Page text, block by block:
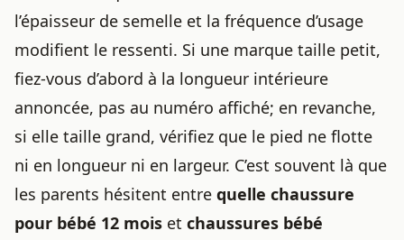
l’épaisseur de semelle et la fréquence d’usage
modifient le ressenti. Si une marque taille petit,
fiez-vous d’abord à la longueur intérieure
annoncée, pas au numéro affiché; en revanche,
si elle taille grand, vérifiez que le pied ne flotte
ni en longueur ni en largeur. C’est souvent là que
les parents hésitent entre quelle chaussure
pour bébé 12 mois et chaussures bébé